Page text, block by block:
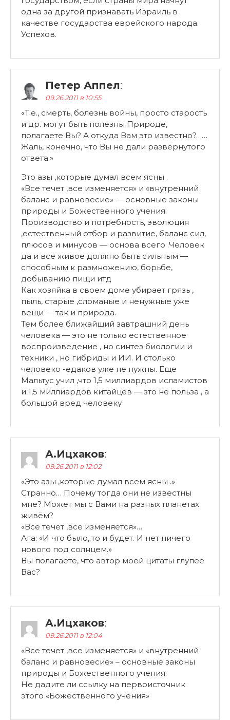
одна за другой признавать Израиль в
качестве госудaрства еврейского народа.
Успехов.
Петер Аппел:
09.26.2011 в 10:55
«Т.е., смерть, болезнь войны, просто старость
и др. могут быть полезны Природе,
полагаете Вы? А откуда Вам это известно?……
Жаль, конечно, что Вы не дали развёрнутого
ответа.»
Это азы ,которые думал всем ясны .
«Все течет ,все изменяется» и «внутренний
баланс и равновесие» — основные законы
природы и Божественного учения.
Производство и потребность, эволюция
,естественный отбор и развитие, баланс сил,
плюсов и минусов — основа всего .Человек
да и все живое должно быть сильным —
способным к размножению, борьбе,
добыванию пищи итд
Как хозяйка в своем доме убирает грязь ,
пыль, старые ,сломаные и ненужные уже
вещи — так и природа.
Тем более ближайший завтрашний день
человека — это не только естественное
воспроизведение , но синтез биологии и
техники , но гибриды и ИИ. И столько
человеко -едаков уже не нужны. Еще
Мальтус учил ,что 1,5 миллиардов исламистов
и 1,5 миллиардов китайцев — зто не польза , а
большой вред человеку
А.Ицхаков:
09.26.2011 в 12:02
«Это азы ,которые думал всем ясны .»
Странно… Почему тогда они не известны
мне? Может мы с Вами на разных планетах
живём?
«Все течет ,все изменяется»…
Ага: «И что было, то и будет. И нет ничего
нового под солнцем.»
Вы полагаете, что автор моей цитаты глупее
Вас?
А.Ицхаков:
09.26.2011 в 12:04
«Все течет ,все изменяется» и «внутренний
баланс и равновесие» – основные законы
природы и Божественного учения.
Не дадите ли ссылку на первоисточник
этого «Божественного учения»